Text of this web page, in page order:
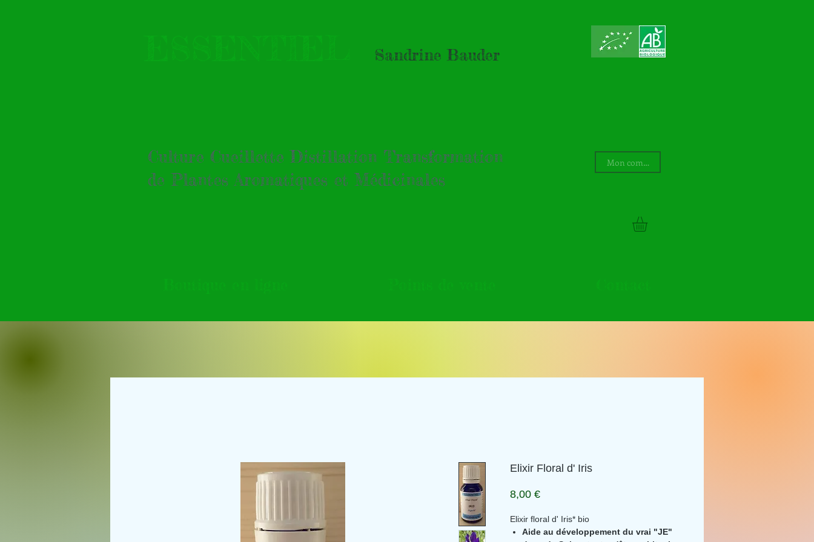
Sandrine Bauder
Culture Cueillette Distillation Transformation
de Plantes Aromatiques et Médicinales
Mon compte
Elixir Floral d' Iris
8,00 €Prix
Elixir floral d' Iris* bio
Aide au développement du vrai "JE"